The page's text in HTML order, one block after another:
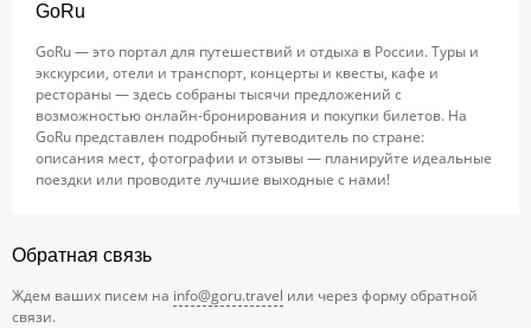
GoRu
GoRu — это портал для путешествий и отдыха в России. Туры и
экскурсии, отели и транспорт, концерты и квесты, кафе и
рестораны — здесь собраны тысячи предложений с
возможностью онлайн-бронирования и покупки билетов. На
GoRu представлен подробный путеводитель по стране:
описания мест, фотографии и отзывы — планируйте идеальные
поездки или проводите лучшие выходные с нами!
Обратная связь
Ждем ваших писем на info@goru.travel или через форму обратной
связи.